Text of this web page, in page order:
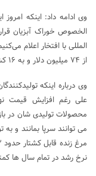
وی ادامه داد: اینکه
الخصوص خوراک آبزیان
از ٧۴ میلیون دلار و به ١۶ کشور دنیا صادرات داشتیم.
وی درباره اینکه
علی رغم افزایش قیمت
محصولات تولیدی شان در
نرخ رشد در تمام سال ها